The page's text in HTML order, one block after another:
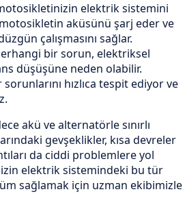
elektrik sistemini
aküsünü şarj eder ve
çalışmasını sağlar.
bir sorun, elektriksel
düşüşüne neden olabilir.
hızlıca tespit ediyor ve
akü ve alternatörle sınırlı
gevşeklikler, kısa devreler
da ciddi problemlere yol
elektrik sistemindeki bu tür
sağlamak için uzman ekibimizle